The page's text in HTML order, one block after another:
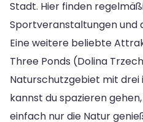
Stadt. Hier finden
Sportveranstaltungen und
Eine weitere beliebte
Three Ponds (Dolina
Naturschutzgebiet mit drei
kannst du spazieren
einfach nur die Natur